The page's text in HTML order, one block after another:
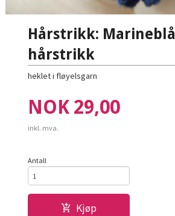
Hårstrikk: Marineblå
hårstrikk
heklet i fløyelsgarn
Pris
NOK 29,00
inkl. mva.
Antall
Kjøp